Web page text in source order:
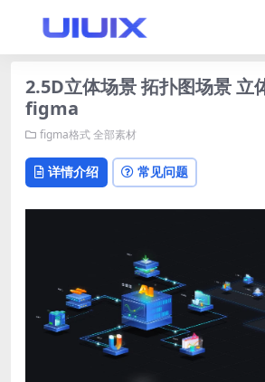
2.5D立体场景 拓扑图场景 立
figma
figma格式全部素材
详情介绍 常见问题